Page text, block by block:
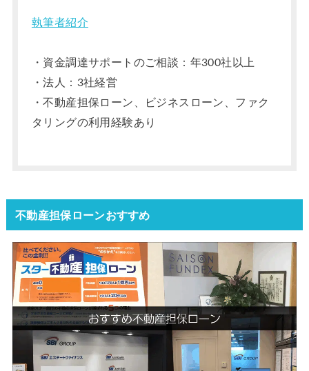
執筆者紹介
・資金調達サポートのご相談：年300社以上
・法人：3社経営
・不動産担保ローン、ビジネスローン、ファク
タリングの利用経験あり
不動産担保ローンおすすめ